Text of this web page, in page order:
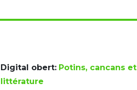
Digital obert: Potins, cancans et
littérature